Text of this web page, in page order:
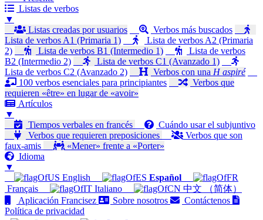
Listas de verbos
▼
Listas creadas por usuarios
Verbos más buscados
Lista de verbos A1 (Primaria 1)
Lista de verbos A2 (Primaria
2)
Lista de verbos B1 (Intermedio 1)
Lista de verbos
B2 (Intermedio 2)
Lista de verbos C1 (Avanzado 1)
Lista de verbos C2 (Avanzado 2)
Verbos con una H aspiré
100 verbos esenciales para principiantes
Verbos que
requieren «être» en lugar de «avoir»
Artículos
▼
Tiempos verbales en francés
Cuándo usar el subjuntivo
Verbos que requieren preposiciones
Verbos que son
faux-amis
«Mener» frente a «Porter»
Idioma
▼
English
Español
Français
Italiano
中文 （简体）
Aplicación Francisez
Sobre nosotros
Contáctenos
Política de privacidad